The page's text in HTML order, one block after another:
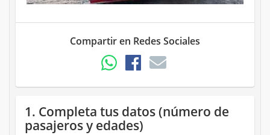
Compartir en Redes Sociales
1. Completa tus datos (número de
pasajeros y edades)